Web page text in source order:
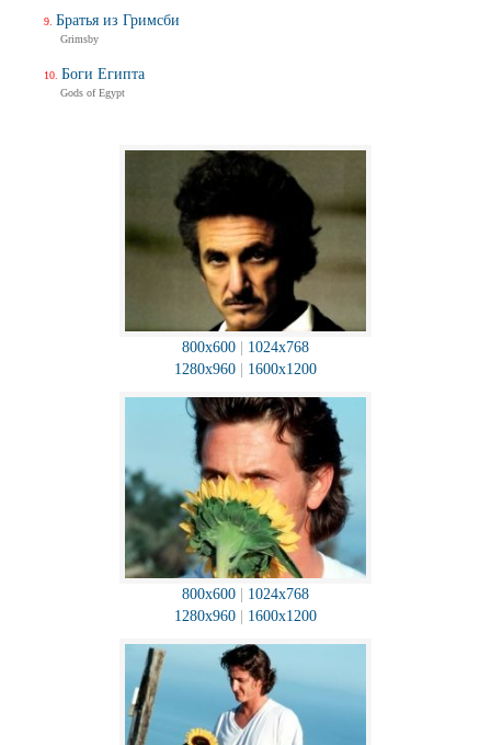
800x600
1024x768
1280x960
1600x1200
800x600
1024x768
1280x960
1600x1200
Братья из Гримсби
Grimsby
Боги Египта
Gods of Egypt